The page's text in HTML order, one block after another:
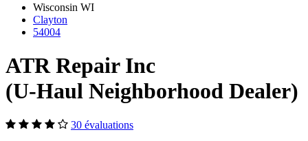
Wisconsin WI
Clayton
54004
ATR Repair Inc
(U-Haul Neighborhood Dealer)
30 évaluations